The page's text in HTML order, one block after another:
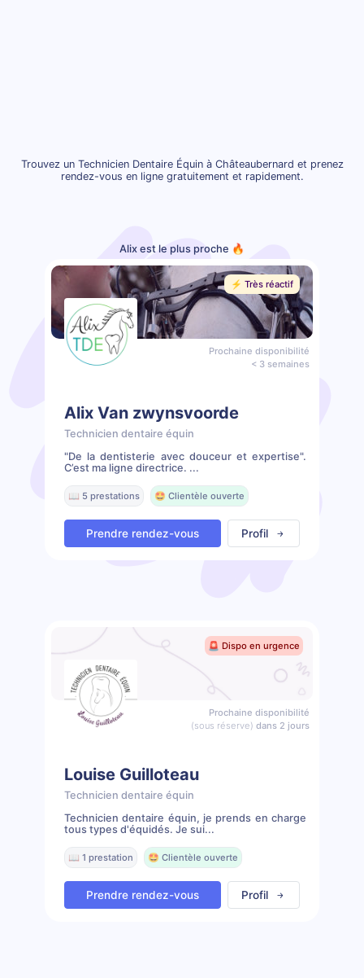
Trouvez un Technicien Dentaire Équin à Châteaubernard et prenez
rendez-vous en ligne gratuitement et rapidement.
Alix est le plus proche 🔥
⚡️ Très réactif
Prochaine disponibilité
< 3 semaines
Alix Van zwynsvoorde
Technicien dentaire équin
"De la dentisterie avec douceur et expertise".
C’est ma ligne directrice. ...
📖 5 prestations 🤩 Clientèle ouverte
Prendre rendez-vous Profil
🚨 Dispo en urgence
Prochaine disponibilité
(sous réserve) dans 2 jours
Louise Guilloteau
Technicien dentaire équin
Technicien dentaire équin, je prends en charge
tous types d'équidés. Je sui...
📖 1 prestation 🤩 Clientèle ouverte
Prendre rendez-vous Profil